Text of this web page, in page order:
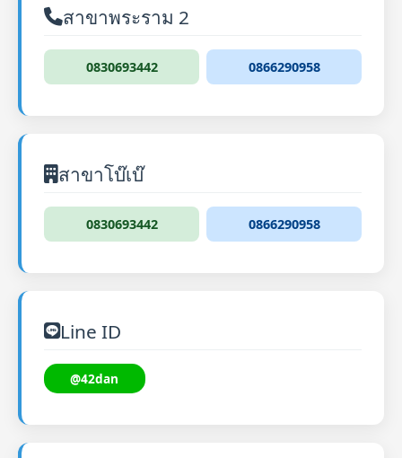
สาขาพระราม 2
0830693442 0866290958
สาขาโบ๊เบ๊
0830693442 0866290958
Line ID
@42dan